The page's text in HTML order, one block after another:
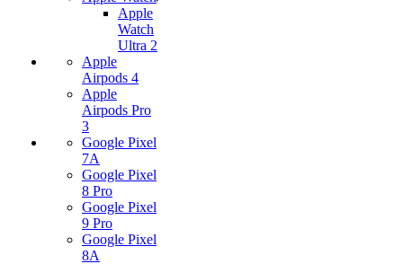
Apple
Watch
Ultra 2
Apple
Airpods 4
Apple
Airpods Pro
3
Google Pixel
7А
Google Pixel
8 Pro
Google Pixel
9 Pro
Google Pixel
8A